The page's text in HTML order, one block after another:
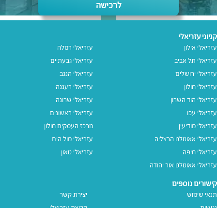
לרכישה
קניוני עזריאלי
עזריאלי אילון
עזריאלי תל אביב
עזריאלי ירושלים
עזריאלי חולון
עזריאלי הוד השרון
עזריאלי עכו
עזריאלי מודיעין
עזריאלי אאוטלט הרצליה
עזריאלי חיפה
עזריאלי אאוטלט אור יהודה
עזריאלי רמלה
עזריאלי גבעתיים
עזריאלי הנגב
עזריאלי רעננה
עזריאלי שרונה
עזריאלי ראשונים
מרכז העסקים חולון
עזריאלי מול הים
עזריאלי טאון
קישורים נוספים
תנאי שימוש
יצירת קשר